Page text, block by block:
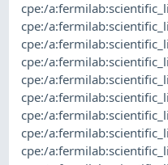
cpe:/
cpe:/
cpe:/
cpe:/
cpe:/
cpe:/
cpe:/
cpe:/
cpe:/